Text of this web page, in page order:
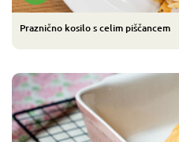
Praznično kosilo s celim piščancem